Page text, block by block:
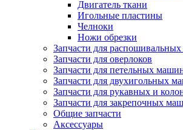
Двигатель ткани
Игольные пластины
Челноки
Ножи обрезки
Запчасти для
Запчасти для оверлоков
Запчасти для петельных
Запчасти для двухигольных
Запчасти для рукавных и
Запчасти для закрепочных
Общие запчасти
Аксессуары